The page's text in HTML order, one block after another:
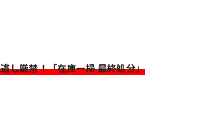
し厳禁！「在庫一掃 最終処分」